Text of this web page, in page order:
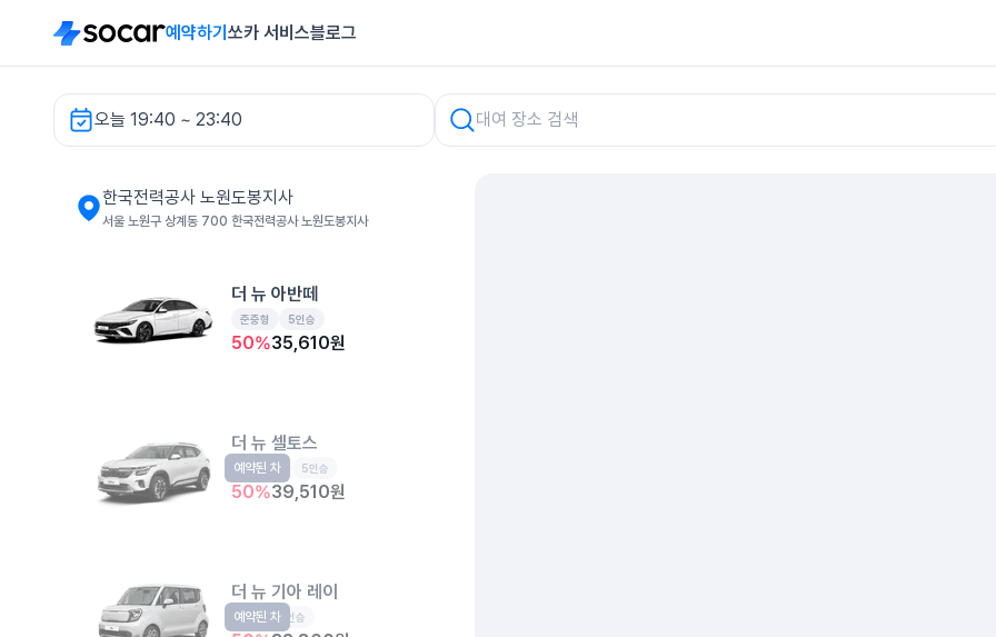
예약하기 쏘카 서비스블로그
오늘 19:40 ~ 23:40
한국전력공사 노원도봉지사 렌터카
한국전력공사 노원도봉지사
서울 노원구 상계동 700 한국전력공사 노원도봉지사
더 뉴 아반떼
준중형 5인승
50%35,610원
더 뉴 셀토스
소형SUV 5인승
50%39,510원
예약된 차
더 뉴 기아 레이
경형 5인승
예약된 차